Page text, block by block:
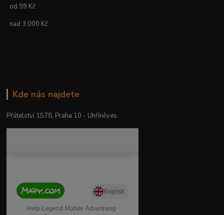
od 99 Kč
nad 3.000 Kč
Kde nás najdete
Přátelství 1578, Praha 10 - Uhříněves